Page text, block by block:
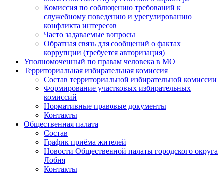
Комиссия по соблюдению требований к
служебному поведению и урегулированию
конфликта интересов
Часто задаваемые вопросы
Обратная связь для сообщений о фактах
коррупции (требуется авторизация)
Уполномоченный по правам человека в МО
Территориальная избирательная комиссия
Состав территориальной избирательной комиссии
Формирование участковых избирательных
комиссий
Нормативные правовые документы
Контакты
Общественная палата
Состав
График приёма жителей
Новости Общественной палаты городского округа
Лобня
Контакты